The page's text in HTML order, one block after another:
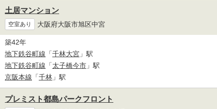
土居マンション
空室あり 大阪府大阪市旭区中宮
築42年
地下鉄谷町線 「千林大宮 」駅
地下鉄谷町線 「太子橋今市 」駅
京阪本線 「千林 」駅
プレミスト都島パークフロント